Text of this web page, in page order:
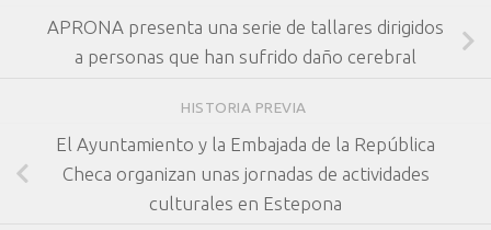
APRONA presenta una serie de tallares dirigidos
a personas que han sufrido daño cerebral
HISTORIA PREVIA
El Ayuntamiento y la Embajada de la República
Checa organizan unas jornadas de actividades
culturales en Estepona